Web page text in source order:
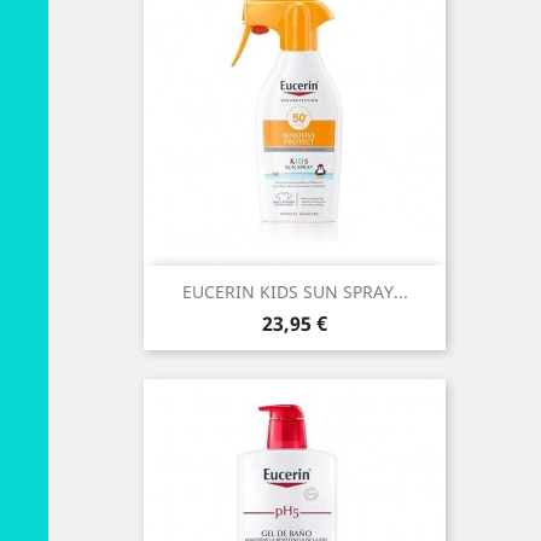
EUCERIN KIDS SUN SPRAY...
Preço
23,95 €